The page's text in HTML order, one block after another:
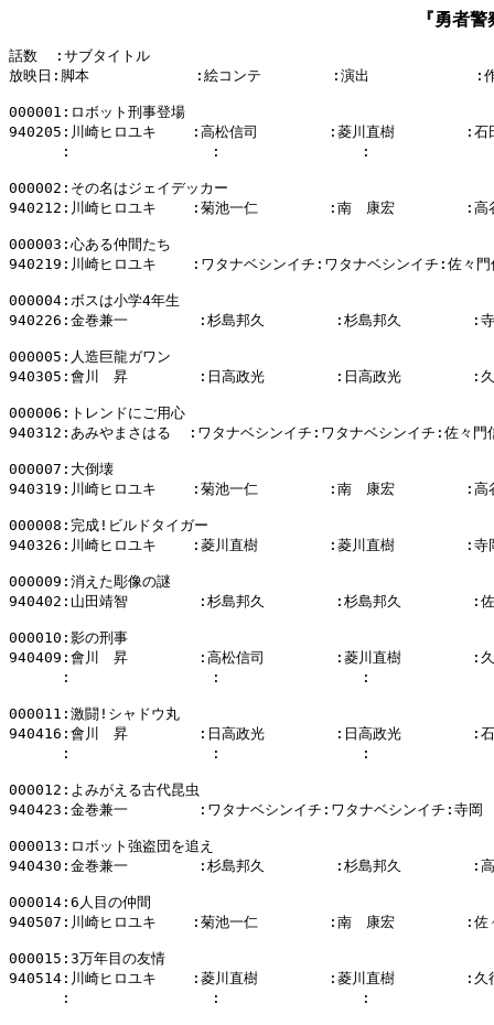
『勇者
話数  :サブタイトル
放映日:脚本            :絵コンテ        :演出            :作
000001:ロボット刑事登場
940205:川崎ヒロユキ    :高松信司        :菱川直樹        :石田
:                :                :
000002:その名はジェイデッカー
940212:川崎ヒロユキ    :菊池一仁        :南　康宏        :高
000003:心ある仲間たち
940219:川崎ヒロユキ    :ワタナベシンイチ:ワタナベシンイチ:佐々門
000004:ボスは小学4年生
940226:金巻兼一        :杉島邦久        :杉島邦久        :寺
000005:人造巨龍ガワン
940305:會川　昇        :日高政光        :日高政光        :久
000006:トレンドにご用心
940312:あみやまさはる  :ワタナベシンイチ:ワタナベシンイチ:佐々門
000007:大倒壊
940319:川崎ヒロユキ    :菊池一仁        :南　康宏        :高
000008:完成!ビルドタイガー
940326:川崎ヒロユキ    :菱川直樹        :菱川直樹        :寺
000009:消えた彫像の謎
940402:山田靖智        :杉島邦久        :杉島邦久        :佐
000010:影の刑事
940409:會川　昇        :高松信司        :菱川直樹        :久
:                :                :
000011:激闘!シャドウ丸
940416:會川　昇        :日高政光        :日高政光        :石
:                :                :
000012:よみがえる古代昆虫
940423:金巻兼一        :ワタナベシンイチ:ワタナベシンイチ:寺岡
000013:ロボット強盗団を追え
940430:金巻兼一        :杉島邦久        :杉島邦久        :高
000014:6人目の仲間
940507:川崎ヒロユキ    :菊池一仁        :南　康宏        :佐々
000015:3万年目の友情
940514:川崎ヒロユキ    :菱川直樹        :菱川直樹        :久行
:                :                :